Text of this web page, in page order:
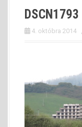
DSCN1793
4. októbra 2014